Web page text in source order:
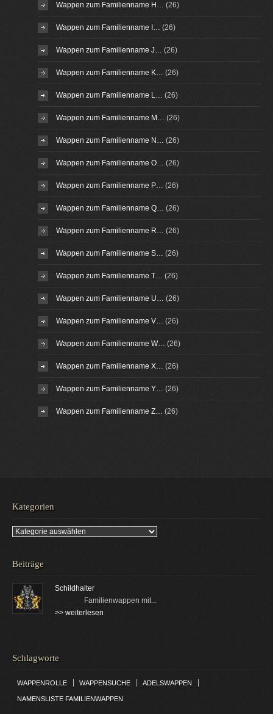
Wappen zum Familienname H… (26)
Wappen zum Familienname I… (26)
Wappen zum Familienname J… (26)
Wappen zum Familienname K… (26)
Wappen zum Familienname L… (26)
Wappen zum Familienname M… (26)
Wappen zum Familienname N… (26)
Wappen zum Familienname O… (26)
Wappen zum Familienname P… (26)
Wappen zum Familienname Q… (26)
Wappen zum Familienname R… (26)
Wappen zum Familienname S… (26)
Wappen zum Familienname T… (26)
Wappen zum Familienname U… (26)
Wappen zum Familienname V… (26)
Wappen zum Familienname W… (26)
Wappen zum Familienname X… (26)
Wappen zum Familienname Y… (26)
Wappen zum Familienname Z… (26)
Kategorien
Kategorien
Beiträge
Schildhalter
Familienwappen mit...
>> weiterlesen
Schlagworte
WAPPENROLLE WAPPENSUCHE ADELSWAPPEN
NAMENSLISTE FAMILIENWAPPEN